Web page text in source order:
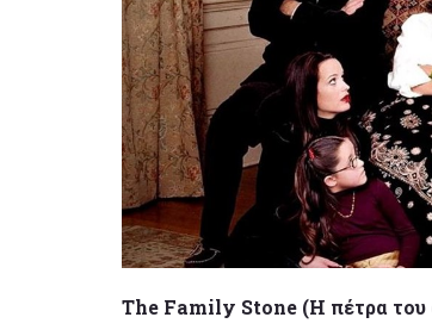
The Family Stone (Η πέτρα του